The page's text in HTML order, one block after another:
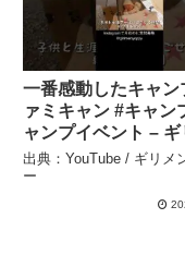
一番感動したキャン
ァミキャン #キャン
ャンプイベント – ギ
よっぴー
出典：YouTube / ギリメ
ー